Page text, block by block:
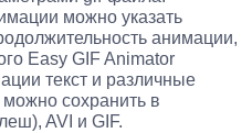
можно указать
анимации,
Easy GIF Animator
текст и различные
сохранить в
AVI и GIF.